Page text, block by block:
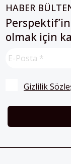
HABER
olmak için
Gizlilik